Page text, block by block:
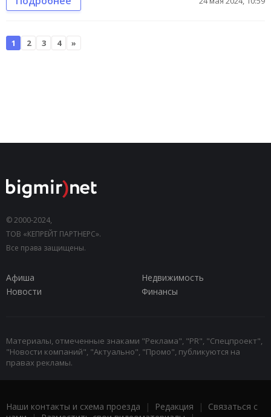
1 2 3 4 »
© 2000-2024,
ТОВ «КЕПРЕЙТ ПАРТНЕРС».
Все права защищены.
Афиша
Недвижимость
Новости
Финансы
Материалы, отмеченные знаками "Реклама", "PR", "Спецпроект",
"Новости компаний", "Актуально", "Промо", публикуются на
правах рекламы.
Наши контакты и схема проезда | Редакция | Связаться с